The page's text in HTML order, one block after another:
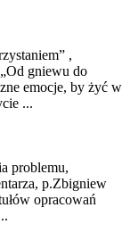
,
gniewu do
emocje, by żyć w
...
problemu,
p.Zbigniew
opracowań